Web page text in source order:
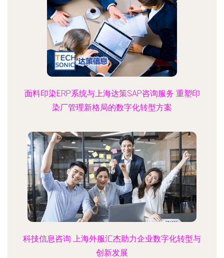
面料印染ERP系统与上海达策SAP咨询服务 重塑印
染厂管理新格局的数字化转型方案
科技信息咨询 上海外服汇杰助力企业数字化转型与
创新发展